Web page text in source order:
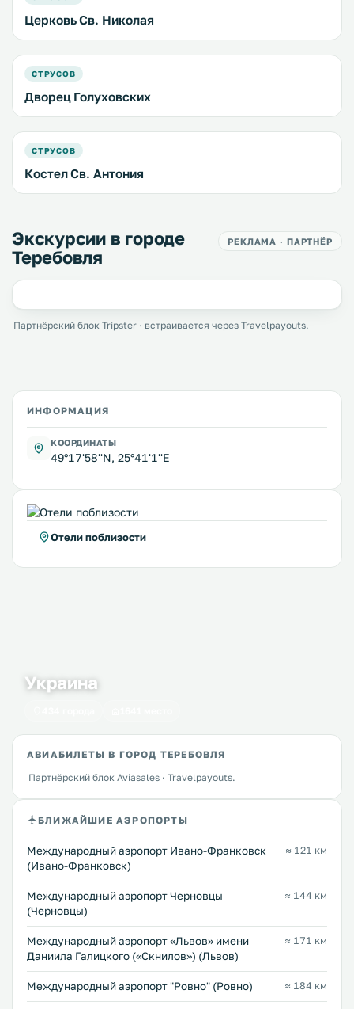
Церковь Св. Николая
СТРУСОВ
Дворец Голуховских
СТРУСОВ
Костел Св. Антония
Экскурсии в городе
Теребовля
РЕКЛАМА · ПАРТНЁР
Партнёрский блок Tripster · встраивается через Travelpayouts.
ИНФОРМАЦИЯ
КООРДИНАТЫ
49°17'58''N, 25°41'1''E
Отели поблизости
Украина
АВИАБИЛЕТЫ В ГОРОД ТЕРЕБОВЛЯ
Партнёрский блок Aviasales · Travelpayouts.
БЛИЖАЙШИЕ АЭРОПОРТЫ
Международный аэропорт Ивано-Франковск
(Ивано-Франковск)
≈ 121 км
Международный аэропорт Черновцы
(Черновцы)
≈ 144 км
Междунарoдный аэропорт «Львов» имени
Даниила Галицкого («Скнилов») (Львов)
≈ 171 км
Междунарoдный аэропорт "Ровно" (Ровно) ≈ 184 км